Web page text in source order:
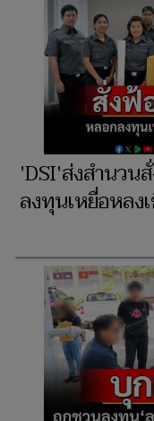
'DSI'ส่งสำนวน
ลงทุนเหยื่อหลง